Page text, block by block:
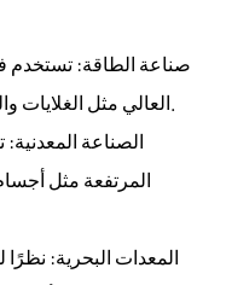
صناعة الطاقة: تستخدم
الصناعة
المرتفعة مثل أجسام
المعدات البحرية: نظرًا